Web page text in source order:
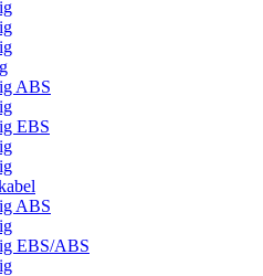
ABS
EBS
ABS
EBS/ABS